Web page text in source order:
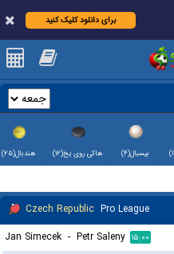
برای دانلود کلیک کنید
بیسبال(۴) هاکی روی یخ(۱۲) هندبال(۲۵)
Czech Republic Pro League
Jan Simecek - Petr Saleny ۱۵:۰۰